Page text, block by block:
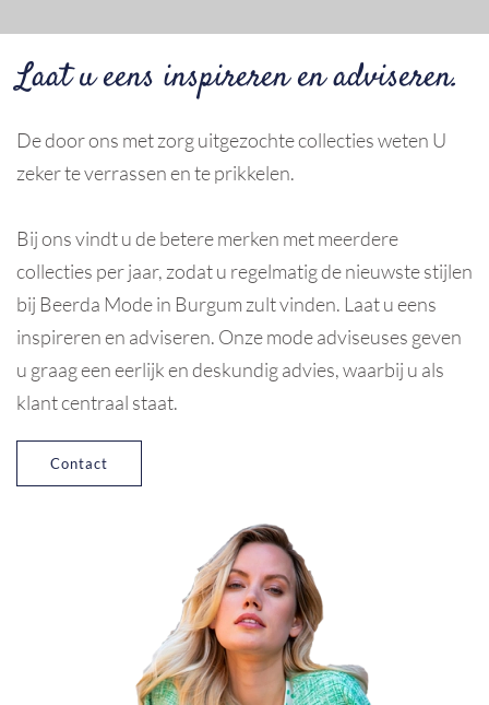
Laat u eens inspireren en adviseren.
De door ons met zorg uitgezochte collecties weten U
zeker te verrassen en te prikkelen.
Bij ons vindt u de betere merken met meerdere
collecties per jaar, zodat u regelmatig de nieuwste stijlen
bij Beerda Mode in Burgum zult vinden. Laat u eens
inspireren en adviseren. Onze mode adviseuses geven
u graag een eerlijk en deskundig advies, waarbij u als
klant centraal staat.
Contact